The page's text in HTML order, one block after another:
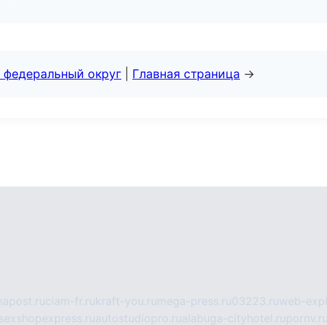
округ Главная страница →
ciam-fr.rukraft-you.ru mega-press.ru03223.ruweb-
sexshopexpress.ruautostudiopro.rualabuga-cityhotel.rupornv.ru